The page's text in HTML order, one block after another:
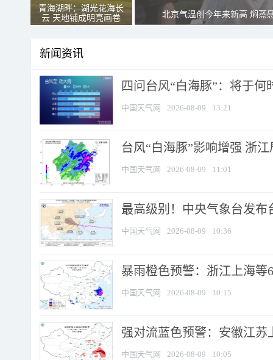
青海湖畔：湖光花海长
云 天地铺成明亮画卷
北京气温创今年来新高 焖蒸
新闻资讯
四问台风“白海豚”：将于
中国天气网 2026-08-09 13:21
台风“白海豚”影响增强 浙
中国天气网 2026-08-09 11:01
最高级别！中央气象台发布
中国天气网 2026-08-09 10:36
暴雨橙色预警：浙江上海等
中国天气网 2026-08-09 10:15
强对流蓝色预警：安徽江苏
中国天气网 2026-08-09 10:05